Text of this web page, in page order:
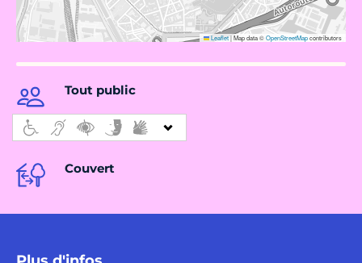
Leaflet|Map data ©OpenStreetMapcontributors
Tout public
Couvert